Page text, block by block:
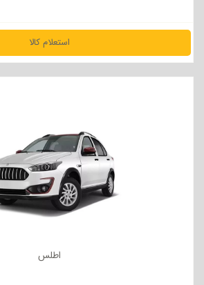
استعلام کالا
مشاهده جزئیات
اطلس